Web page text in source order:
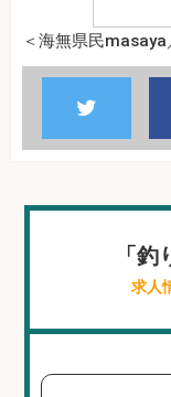
＜海無県民masaya
「
求人